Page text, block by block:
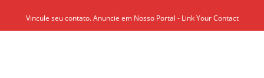
Vincule seu contato. Anuncie em Nosso Portal - Link Your Contact